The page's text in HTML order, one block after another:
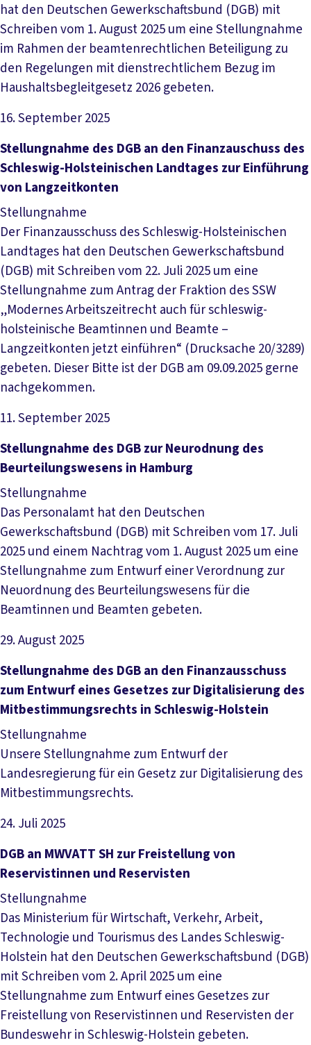
hat den Deutschen Gewerkschaftsbund (DGB) mit
Schreiben vom 1. August 2025 um eine Stellungnahme
im Rahmen der beamtenrechtlichen Beteiligung zu
den Regelungen mit dienstrechtlichem Bezug im
Haushaltsbegleitgesetz 2026 gebeten.
16. September 2025
Datei herunterladen
Stellungnahme des DGB an den Finanzauschuss des
Schleswig-Holsteinischen Landtages zur Einführung
von Langzeitkonten
Stellungnahme
Der Finanzausschuss des Schleswig-Holsteinischen
Landtages hat den Deutschen Gewerkschaftsbund
(DGB) mit Schreiben vom 22. Juli 2025 um eine
Stellungnahme zum Antrag der Fraktion des SSW
„Modernes Arbeitszeitrecht auch für schleswig-
holsteinische Beamtinnen und Beamte –
Langzeitkonten jetzt einführen“ (Drucksache 20/3289)
gebeten. Dieser Bitte ist der DGB am 09.09.2025 gerne
nachgekommen.
11. September 2025
Datei herunterladen
Stellungnahme des DGB zur Neurodnung des
Beurteilungswesens in Hamburg
Stellungnahme
Das Personalamt hat den Deutschen
Gewerkschaftsbund (DGB) mit Schreiben vom 17. Juli
2025 und einem Nachtrag vom 1. August 2025 um eine
Stellungnahme zum Entwurf einer Verordnung zur
Neuordnung des Beurteilungswesens für die
Beamtinnen und Beamten gebeten.
29. August 2025
Datei herunterladen
Stellungnahme des DGB an den Finanzausschuss
zum Entwurf eines Gesetzes zur Digitalisierung des
Mitbestimmungsrechts in Schleswig-Holstein
Stellungnahme
Unsere Stellungnahme zum Entwurf der
Landesregierung für ein Gesetz zur Digitalisierung des
Mitbestimmungsrechts.
24. Juli 2025
Datei herunterladen
DGB an MWVATT SH zur Freistellung von
Reservistinnen und Reservisten
Stellungnahme
Das Ministerium für Wirtschaft, Verkehr, Arbeit,
Technologie und Tourismus des Landes Schleswig-
Holstein hat den Deutschen Gewerkschaftsbund (DGB)
mit Schreiben vom 2. April 2025 um eine
Stellungnahme zum Entwurf eines Gesetzes zur
Freistellung von Reservistinnen und Reservisten der
Bundeswehr in Schleswig-Holstein gebeten.